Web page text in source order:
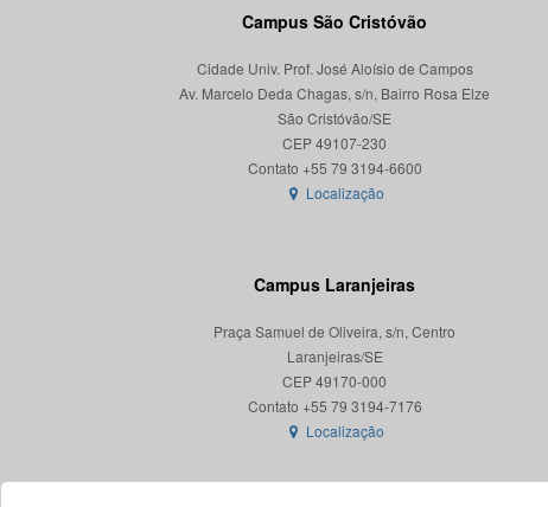
Campus São Cristóvão
Cidade Univ. Prof. José Aloísio de Campos
Av. Marcelo Deda Chagas, s/n, Bairro Rosa Elze
São Cristóvão/SE
CEP 49107-230
Localização
Campus Laranjeiras
Praça Samuel de Oliveira, s/n, Centro
Laranjeiras/SE
CEP 49170-000
Localização